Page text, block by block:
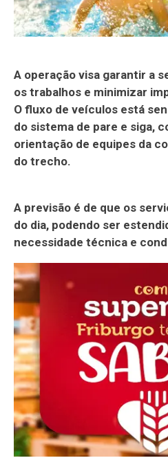
A operação visa garantir a
os trabalhos e minimizar
O fluxo de veículos está
do sistema de pare e siga,
orientação de equipes da
do trecho.
A previsão é de que os
do dia, podendo ser
necessidade técnica e